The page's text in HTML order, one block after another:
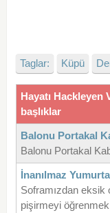
Taglar: Küpü
Hayatı
başlıklar
Balonu Portakal
Balonu Portakal
İnanılmaz
Soframızdan eksik
pişirmeyi